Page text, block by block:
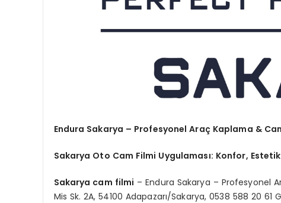
Endura Sakarya – Profesyonel Araç Kaplama &
Sakarya Oto Cam Filmi Uygulaması: Konfor,
Sakarya cam filmi – Endura Sakarya – Profesyonel
Mis Sk. 2A, 54100 Adapazarı/Sakarya, 0538 588 20